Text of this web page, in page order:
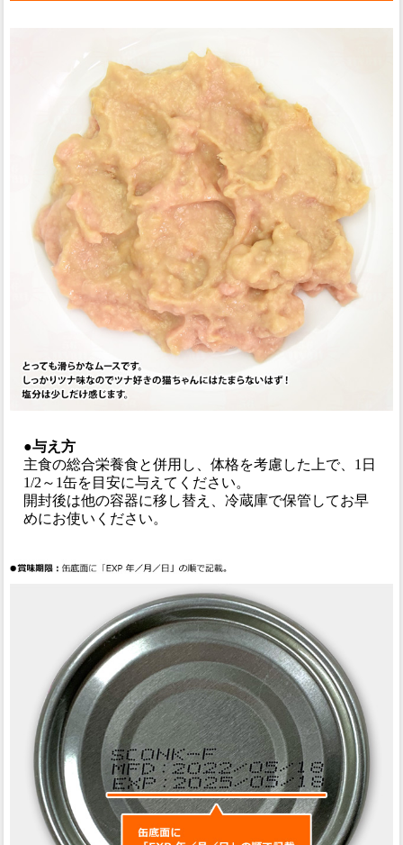
●与え方
主食の総合栄養食と併用し、体格を考慮した上で、1日
1/2～1缶を目安に与えてください。
開封後は他の容器に移し替え、冷蔵庫で保管してお早
めにお使いください。